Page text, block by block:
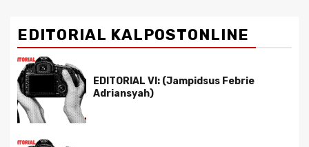
EDITORIAL KALPOSTONLINE
EDITORIAL VI: (Jampidsus Febrie
Adriansyah)